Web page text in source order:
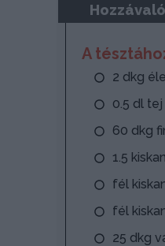
A
2 dkg
0.5 dl tej
60 dkg
1.5
fél
fél
25 dkg